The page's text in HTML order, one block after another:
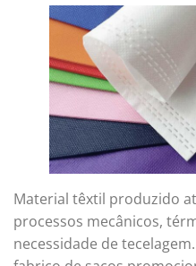
Material têxtil produzido
processos mecânicos,
necessidade de